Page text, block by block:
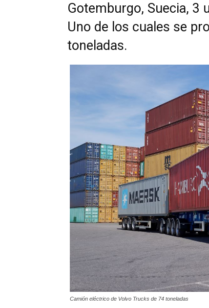
Gotemburgo, Suecia, 3
Uno de los cuales se
toneladas.
Camión eléctrico de Volvo Trucks de 74 toneladas